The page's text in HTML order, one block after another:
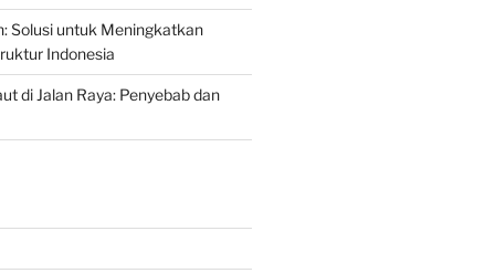
Solusi untuk Meningkatkan
Indonesia
di Jalan Raya: Penyebab dan